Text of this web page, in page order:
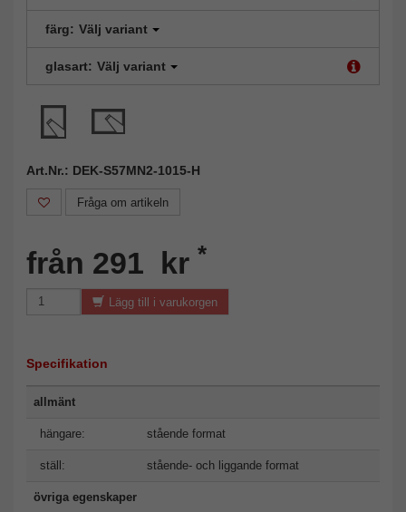
färg: Välj variant
glasart: Välj variant
Art.Nr.: DEK-S57MN2-1015-H
Fråga om artikeln
från 291 kr *
Lägg till i varukorgen
Specifikation
allmänt
hängare: stående format
ställ: stående- och liggande format
övriga egenskaper